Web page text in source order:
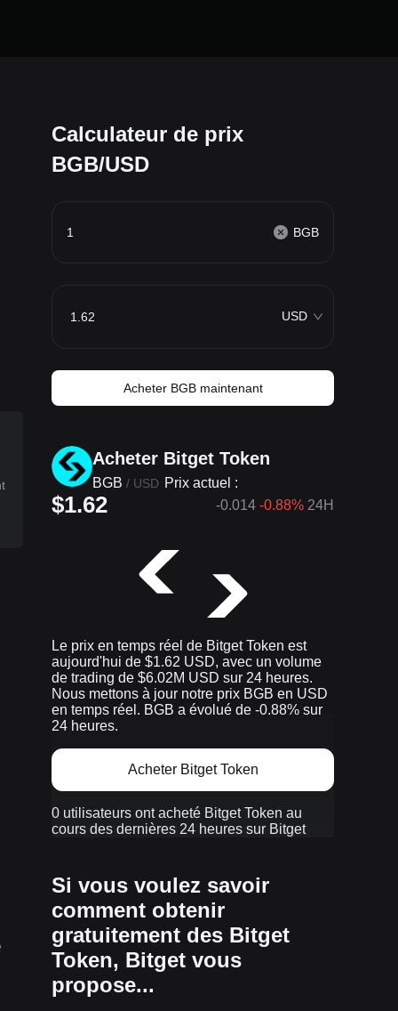
Calculateur de prix
BGB/USD
BGB
USD
Acheter BGB maintenant
Acheter Bitget Token
BGB / USD Prix actuel :
$1.62 -0.014 -0.88% 24H
Le prix en temps réel de Bitget Token est
aujourd'hui de $1.62 USD, avec un volume
de trading de $6.02M USD sur 24 heures.
Nous mettons à jour notre prix BGB en USD
en temps réel. BGB a évolué de -0.88% sur
24 heures.
Acheter Bitget Token
0 utilisateurs ont acheté Bitget Token au
cours des dernières 24 heures sur Bitget
Si vous voulez savoir
comment obtenir
gratuitement des Bitget
Token, Bitget vous
propose...